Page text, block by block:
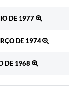
DE 1977
DE 1974
DE 1968